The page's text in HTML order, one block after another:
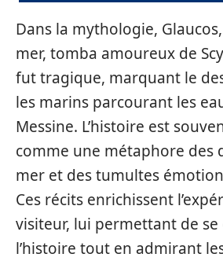
Dans la mythologie,
mer, tomba amoureux de
fut tragique, marquant le
les marins parcourant les
Messine. L’histoire est
comme une métaphore des
mer et des tumultes
Ces récits enrichissent
visiteur, lui permettant de se
l’histoire tout en admirant